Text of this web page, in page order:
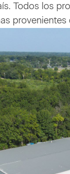
Todos los
provenientes